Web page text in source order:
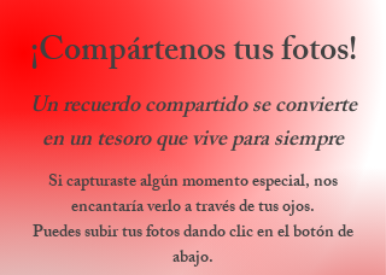
¡Compártenos tus fotos!
Un recuerdo compartido se convierte
en un tesoro que vive para siempre
Si capturaste algún momento especial, nos
encantaría verlo a través de tus ojos.
Puedes subir tus fotos dando clic en el botón de
abajo.